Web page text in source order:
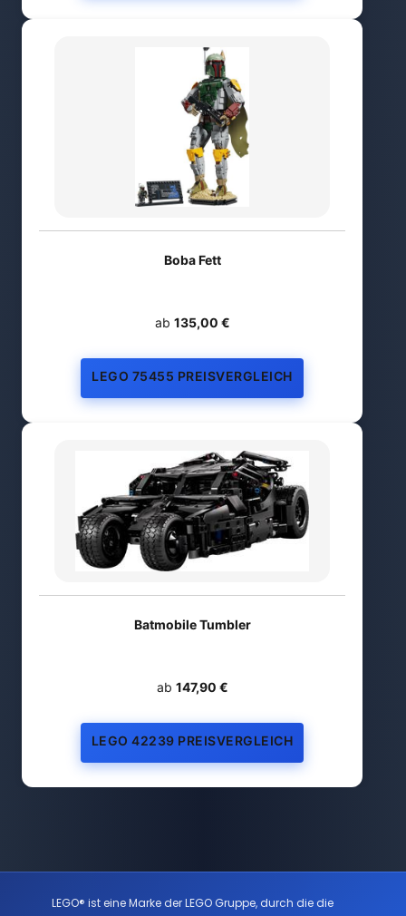
Boba Fett
ab 135,00 €
LEGO 75455 PREISVERGLEICH
Batmobile Tumbler
ab 147,90 €
LEGO 42239 PREISVERGLEICH
LEGO® ist eine Marke der LEGO Gruppe, durch die die